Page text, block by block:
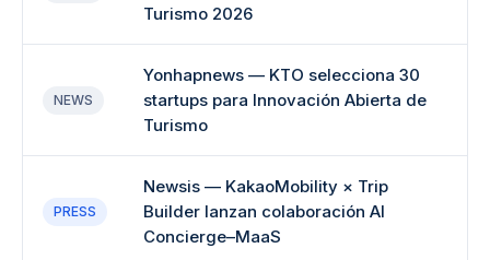
Turismo 2026
NEWS
Yonhapnews — KTO selecciona 30
startups para Innovación Abierta de
Turismo
PRESS
Newsis — KakaoMobility × Trip
Builder lanzan colaboración AI
Concierge–MaaS